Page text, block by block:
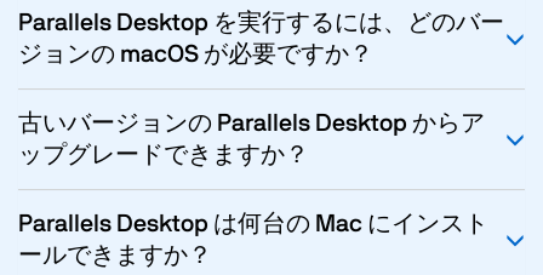
Parallels Desktop を実行するには、どのバー
ジョンの macOS が必要ですか？
古いバージョンの Parallels Desktop からア
ップグレードできますか？
Parallels Desktop は何台の Mac にインスト
ールできますか？